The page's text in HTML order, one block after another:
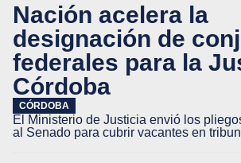
Nación acelera la
designación de
federales para la
Córdoba
CÓRDOBA
El Ministerio de Justicia envió los
al Senado para cubrir vacantes en